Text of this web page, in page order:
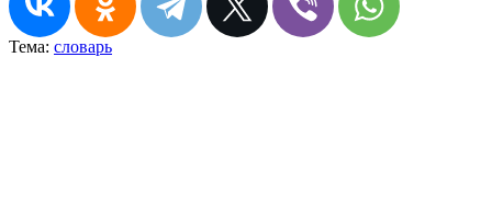
Тема: словарь